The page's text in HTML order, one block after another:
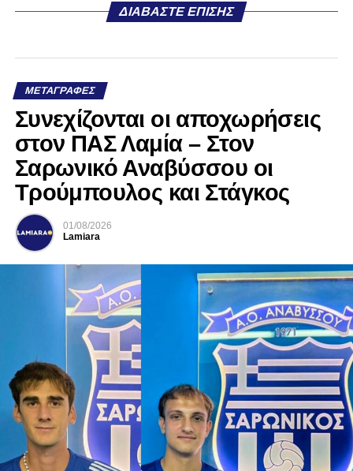
ΔΙΑΒΆΣΤΕ ΕΠΊΣΗΣ
ΜΕΤΑΓΡΑΦΈΣ
Συνεχίζονται οι αποχωρήσεις
στον ΠΑΣ Λαμία – Στον
Σαρωνικό Αναβύσσου οι
Τρούμπουλος και Στάγκος
01/08/2026
Lamiara